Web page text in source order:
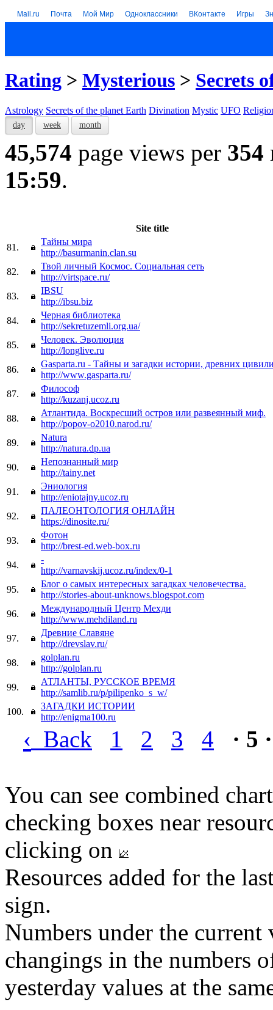
Mail.ru Почта Мой Мир Одноклассники ВКонтакте Игры
Rating > Mysterious > Secrets
Astrology Secrets of the planet Earth Divination Mystic UFO
day week month
45,574 page views per 354
15:59.
Site title
81.
Тайны мира
http://basurmanin.clan.su
82.
Твой личный Космос. Социальная сеть
http://virtspace.ru/
83.
IBSU
http://ibsu.biz
84.
Черная библиотека
http://sekretuzemli.org.ua/
85.
Человек. Эволюция
http://longlive.ru
86.
Gasparta.ru - Тайны и загадки истории, древних
http://www.gasparta.ru/
87.
Философ
http://kuzanj.ucoz.ru
88.
Атлантида. Воскресший остров или развеянный миф.
http://popov-o2010.narod.ru/
89.
Natura
http://natura.dp.ua
90.
Непознанный мир
http://tainy.net
91.
Эниология
http://eniotajny.ucoz.ru
92.
ПАЛЕОНТОЛОГИЯ ОНЛАЙН
https://dinosite.ru/
93.
Фотон
http://brest-ed.web-box.ru
94.
-
http://varnavskij.ucoz.ru/index/0-1
95.
Блог о самых интересных загадках человечества.
http://stories-about-unknows.blogspot.com
96.
Международный Центр Мехди
http://www.mehdiland.ru
97.
Древние Славяне
http://drevslav.ru/
98.
golplan.ru
http://golplan.ru
99.
АТЛАНТЫ, РУССКОЕ ВРЕМЯ
http://samlib.ru/p/pilipenko_s_w/
100.
ЗАГАДКИ ИСТОРИИ
http://enigma100.ru
‹ Back 1 2 3 4 · 5 ·
You can see combined
checking boxes near
clicking on
Resources added for the
sign.
Numbers under the
changings in the numbers
yesterday values at the